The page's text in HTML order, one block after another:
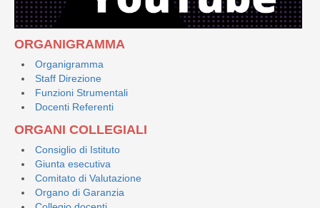
ORGANIGRAMMA
Organigramma
Staff Direzione
Funzioni Strumentali
Docenti Referenti
ORGANI COLLEGIALI
Consiglio di Istituto
Giunta esecutiva
Comitato di Valutazione
Organo di Garanzia